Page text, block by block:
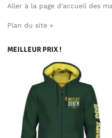
Aller à la page d'accueil des
Plan du site »
MEILLEUR PRIX !